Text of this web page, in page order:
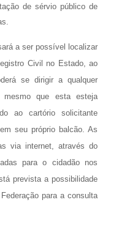
de sérvio público de
a ser possível localizar
Civil no Estado, ao
se dirigir a qualquer
mesmo que esta esteja
ao cartório solicitante
seu próprio balcão. As
via internet, através do
para o cidadão nos
prevista a possibilidade
para a consulta